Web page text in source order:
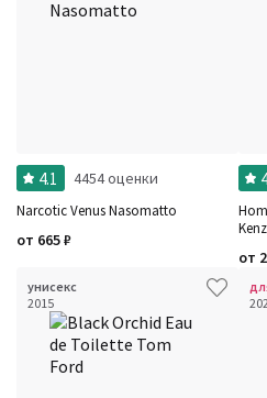
4.1 4454 оценки
Narcotic Venus Nasomatto
от 665₽
от
унисекс
2015